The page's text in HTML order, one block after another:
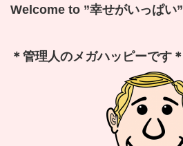
Welcome to ”幸せがいっぱい”
＊管理人のメガハッピーです＊